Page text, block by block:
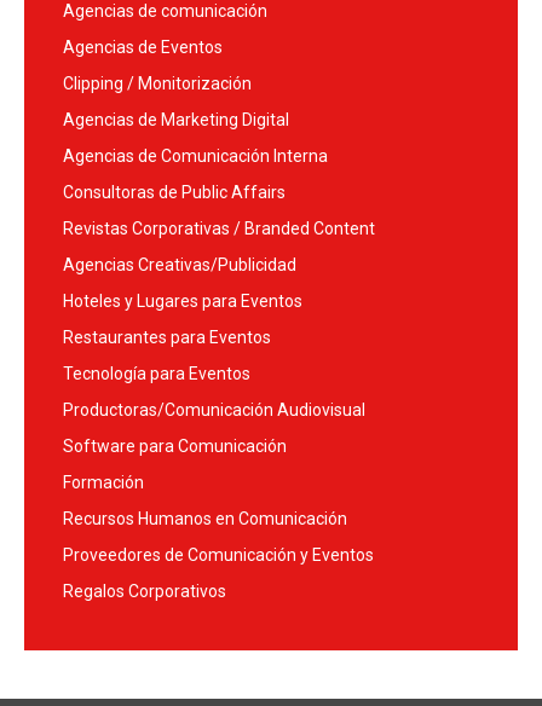
Agencias de comunicación
Agencias de Eventos
Clipping / Monitorización
Agencias de Marketing Digital
Agencias de Comunicación Interna
Consultoras de Public Affairs
Revistas Corporativas / Branded Content
Agencias Creativas/Publicidad
Hoteles y Lugares para Eventos
Restaurantes para Eventos
Tecnología para Eventos
Productoras/Comunicación Audiovisual
Software para Comunicación
Formación
Recursos Humanos en Comunicación
Proveedores de Comunicación y Eventos
Regalos Corporativos